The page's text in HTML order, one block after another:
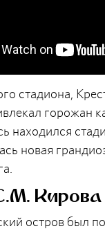
стадиона,
горожан
находился
новая
Кирова
остров был